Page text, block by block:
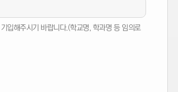
입해주시기 바랍니다.(학교명, 학과명 등 임의로